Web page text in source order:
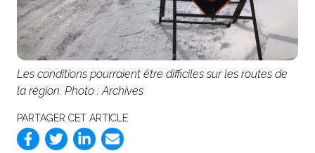
Les conditions pourraient être difficiles sur les routes de
la région. Photo : Archives
PARTAGER CET ARTICLE